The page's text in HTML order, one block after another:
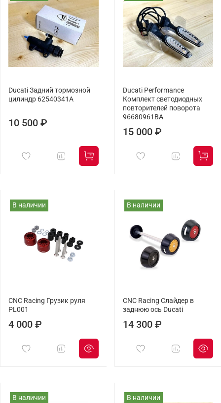
Ducati Задний тормозной
цилиндр 62540341A
10 500 ₽
Ducati Performance
Комплект светодиодных
повторителей поворота
96680961BA
15 000 ₽
В наличии
CNC Racing Грузик руля
PL001
4 000 ₽
В наличии
CNC Racing Слайдер в
заднюю ось Ducati
14 300 ₽
В наличии В наличии